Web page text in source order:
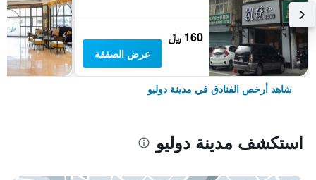
160 ﷼
عرض الصفقة
شاهد أرخص الفنادق في مدينة دوليو
استكشف مدينة دوليو